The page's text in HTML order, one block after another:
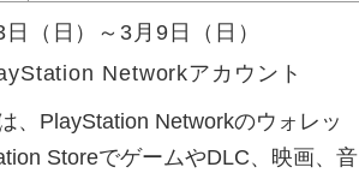
日（日）～3月9日（日）
Networkアカウント
、PlayStation Networkのウォレッ
StoreでゲームやDLC、映画、音